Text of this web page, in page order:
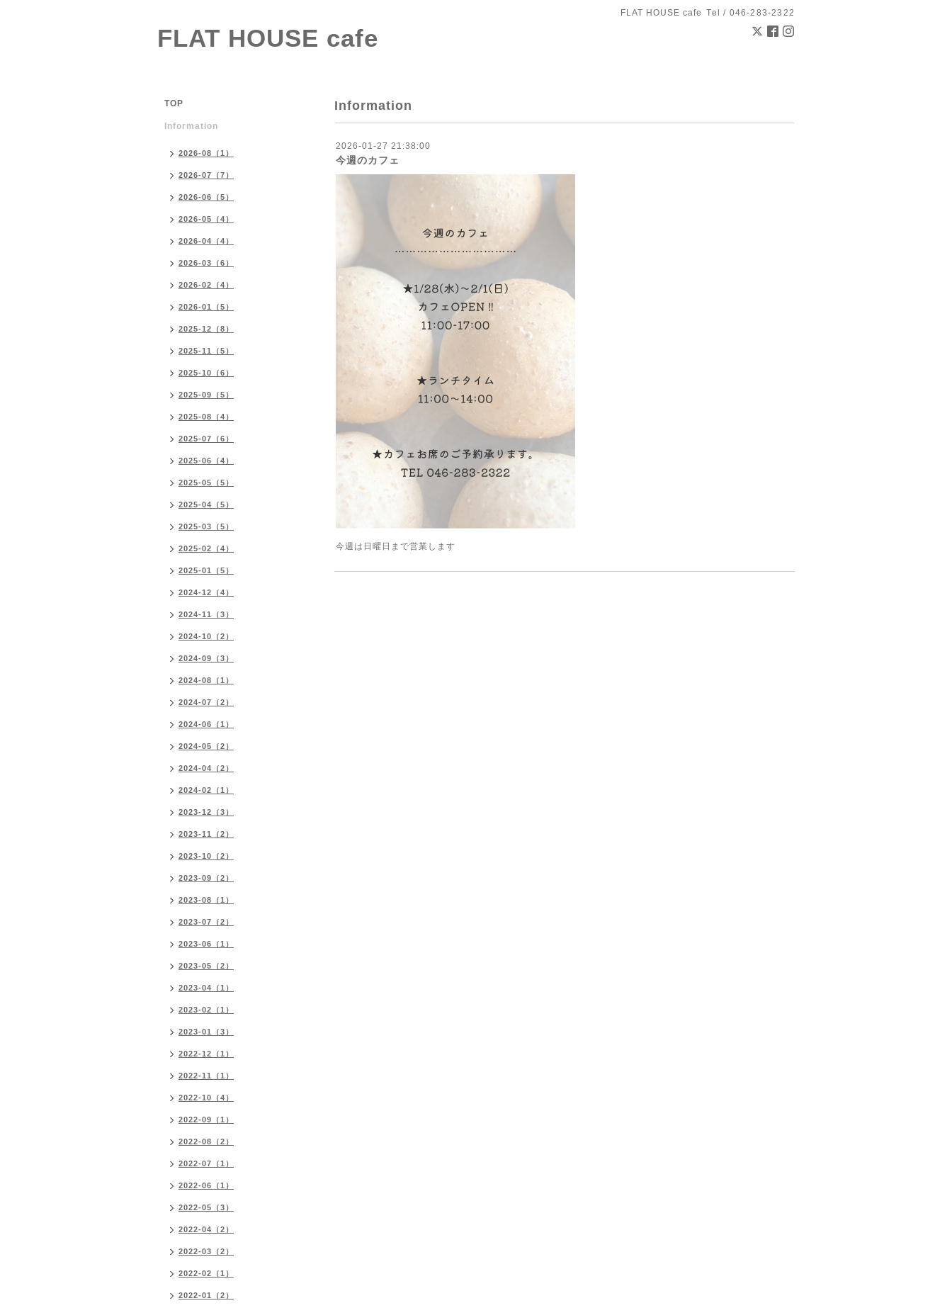
FLAT HOUSE cafe Tel / 046-283-2322
FLAT HOUSE cafe
Information
2026-01-27 21:38:00
今週のカフェ
今週は日曜日まで営業します
TOP
Information
2026-08（1）
2026-07（7）
2026-06（5）
2026-05（4）
2026-04（4）
2026-03（6）
2026-02（4）
2026-01（5）
2025-12（8）
2025-11（5）
2025-10（6）
2025-09（5）
2025-08（4）
2025-07（6）
2025-06（4）
2025-05（5）
2025-04（5）
2025-03（5）
2025-02（4）
2025-01（5）
2024-12（4）
2024-11（3）
2024-10（2）
2024-09（3）
2024-08（1）
2024-07（2）
2024-06（1）
2024-05（2）
2024-04（2）
2024-02（1）
2023-12（3）
2023-11（2）
2023-10（2）
2023-09（2）
2023-08（1）
2023-07（2）
2023-06（1）
2023-05（2）
2023-04（1）
2023-02（1）
2023-01（3）
2022-12（1）
2022-11（1）
2022-10（4）
2022-09（1）
2022-08（2）
2022-07（1）
2022-06（1）
2022-05（3）
2022-04（2）
2022-03（2）
2022-02（1）
2022-01（2）